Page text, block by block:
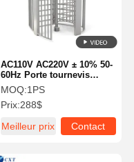
AC110V AC220V ± 10% 50-
60Hz Porte tournevis
Interface conviviale
permettant un accès
rapide et facile pour le
personnel autorisé
MOQ:1PS
Prix:288$
Meilleur prix
Contact